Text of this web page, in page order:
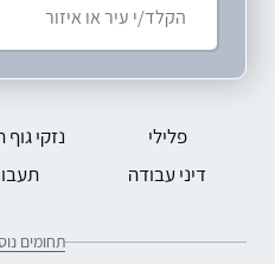
פלילי נזקי
דיני עבודה
משפט מסחרי ועסקים
משפט
תחומים